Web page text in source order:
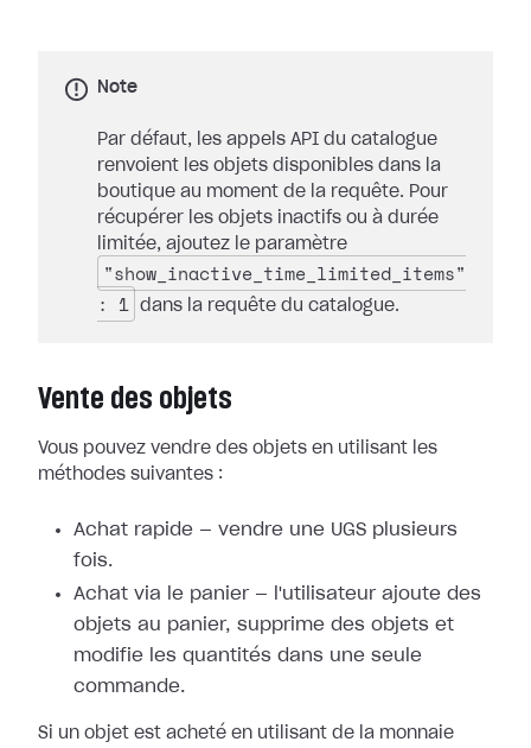
Note
Par défaut, les appels API du catalogue
renvoient les objets disponibles dans la
boutique au moment de la requête. Pour
récupérer les objets inactifs ou à durée
limitée, ajoutez le paramètre
"show_inactive_time_limited_items"
: 1
dans la requête du catalogue.
Vente des objets
Vous pouvez vendre des objets en utilisant les
méthodes suivantes :
Achat rapide — vendre une UGS plusieurs
fois.
Achat via le panier — l'utilisateur ajoute des
objets au panier, supprime des objets et
modifie les quantités dans une seule
commande.
Si un objet est acheté en utilisant de la monnaie